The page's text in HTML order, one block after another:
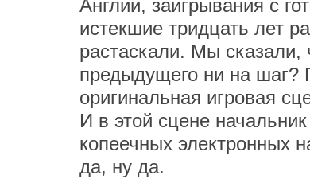
Англии, заигрывания с
истекшие тридцать лет
растаскали. Мы
предыдущего ни на шаг?
оригинальная игровая
И в этой сцене
копеечных электронных
да, ну да.